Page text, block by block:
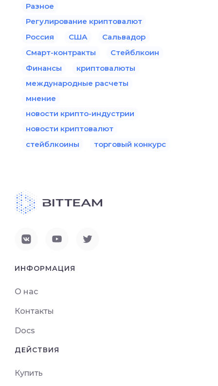
Разное
Регулирование криптовалют
Россия
США
Сальвадор
Смарт-контракты
Стейблкоин
Финансы
криптовалюты
международные расчеты
мнение
новости крипто-индустрии
новости криптовалют
стейблкоины
торговый конкурс
ИНФОРМАЦИЯ
О нас
Контакты
Docs
ДЕЙСТВИЯ
Купить